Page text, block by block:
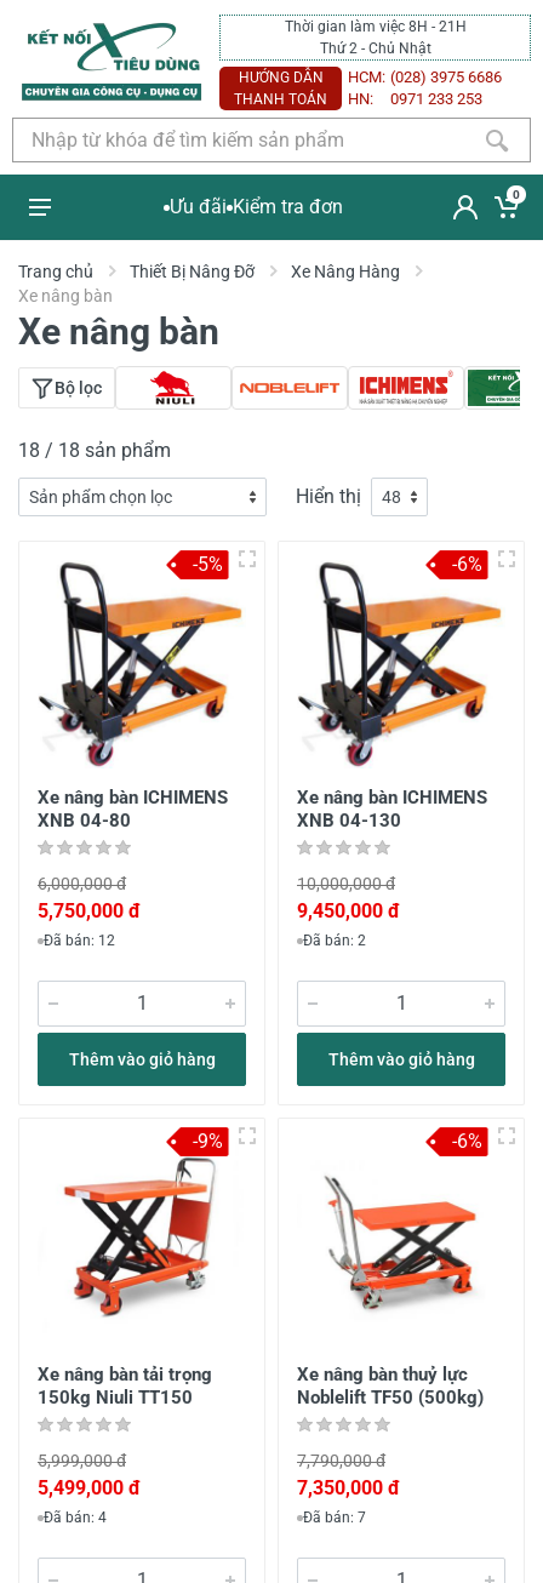
Thời gian làm việc 8H - 21H
Thứ 2 - Chủ Nhật
HƯỚNG DẪN
THANH TOÁN
HCM: (028) 3975 6686
HN:
0971 233 253
Ưu đãi Kiểm tra đơn
0
Trang chủ Thiết Bị Nâng Đỡ
Xe Nâng Hàng
Xe nâng bàn
Xe nâng bàn
Bộ lọc
18 / 18 sản phẩm
Hiển thị
Xe nâng bàn ICHIMENS
XNB 04-80
6,000,000 đ
5,750,000 đ
Đã bán: 12
Thêm vào giỏ hàng
-5%
Xe nâng bàn ICHIMENS
XNB 04-130
10,000,000 đ
9,450,000 đ
Đã bán: 2
Thêm vào giỏ hàng
-6%
Xe nâng bàn tải trọng
150kg Niuli TT150
5,999,000 đ
5,499,000 đ
Đã bán: 4
-9%
Xe nâng bàn thuỷ lực
Noblelift TF50 (500kg)
7,790,000 đ
7,350,000 đ
Đã bán: 7
-6%